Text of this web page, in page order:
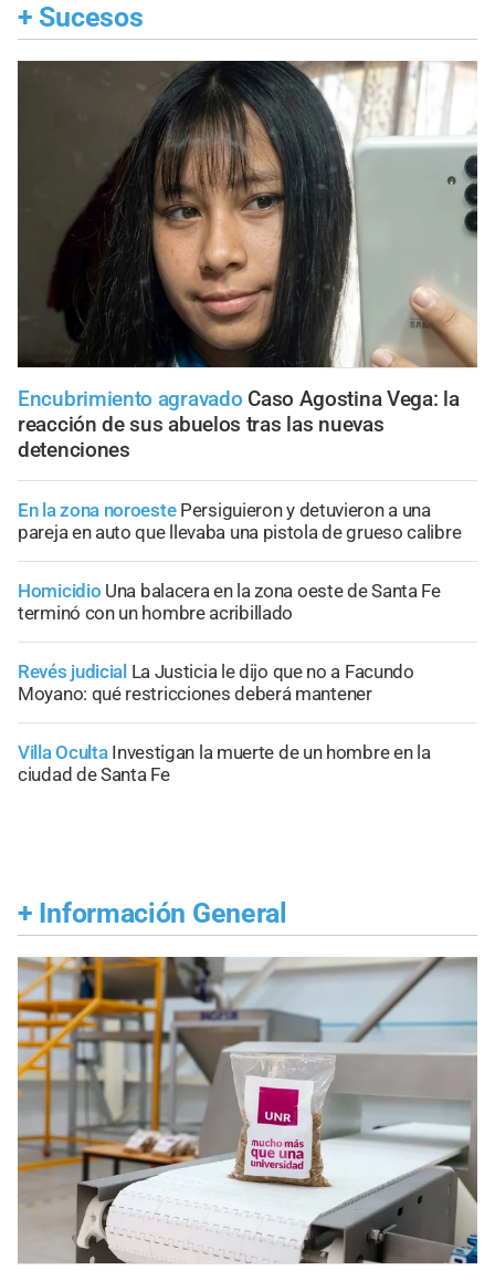
+ Sucesos
Encubrimiento agravado Caso Agostina Vega: la
reacción de sus abuelos tras las nuevas
detenciones
En la zona noroeste Persiguieron y detuvieron a una
pareja en auto que llevaba una pistola de grueso calibre
Homicidio Una balacera en la zona oeste de Santa Fe
terminó con un hombre acribillado
Revés judicial La Justicia le dijo que no a Facundo
Moyano: qué restricciones deberá mantener
Villa Oculta Investigan la muerte de un hombre en la
ciudad de Santa Fe
+ Información General